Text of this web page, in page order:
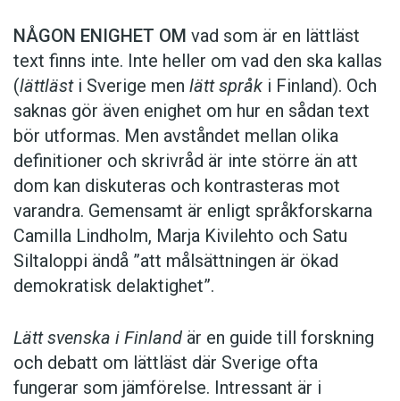
NÅGON ENIGHET OM vad som är en lättläst
text finns inte. Inte heller om vad den ska kallas
(lättlästi Sverige men lätt språk i Finland). Och
saknas gör även enighet om hur en sådan text
bör utformas. Men avståndet mellan olika
definitioner och skrivråd är inte större än att
dom kan diskuteras och kontrasteras mot
varandra. Gemensamt är enligt språkforskarna
Camilla Lindholm, Marja Kivilehto och Satu
Siltaloppi ändå ”att målsättningen är ökad
demokratisk delaktighet”.
Lätt svenska i Finland är en guide till forskning
och debatt om lättläst där ­Sverige ofta
fungerar som jämförelse. ­Intressant är i